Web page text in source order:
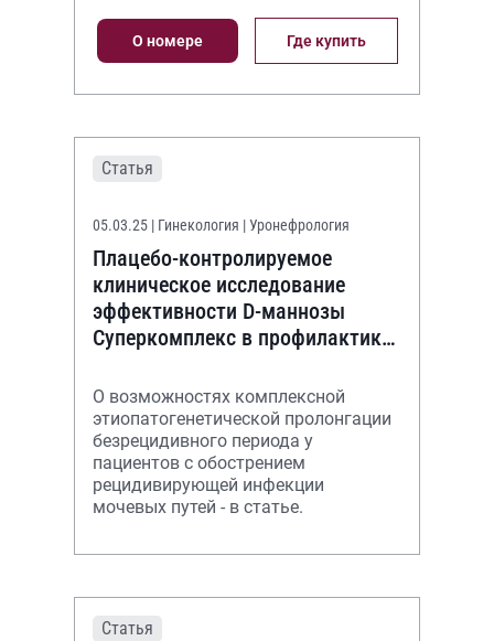
О номере Где купить
Статья
05.03.25 | Гинекология | Уронефрология
Плацебо-контролируемое
клиническое исследование
эффективности D-маннозы
Суперкомплекс в профилактике
О возможностях комплексной
этиопатогенетической пролонгации
безрецидивного периода у
пациентов с обострением
рецидивирующей инфекции
мочевых путей - в статье.
Статья